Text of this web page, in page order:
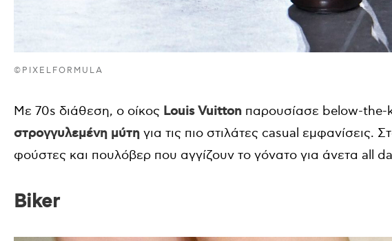
©PIXELFORMULA
Με 70s διάθεση, ο οίκος Louis Vuitton παρουσίασε below-the-
στρογγυλεμένη μύτη για τις πιο στιλάτες casual εμφανίσεις.
φούστες και πουλόβερ που αγγίζουν το γόνατο για άνετα all
Biker